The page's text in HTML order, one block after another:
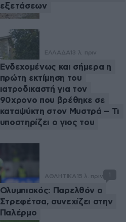
εξετάσεων
ΕΛΛΑΔΑ 13 λ. πριν
Ενδεχομένως και σήμερα η
πρώτη εκτίμηση του
ιατροδικαστή για τον
90χρονο που βρέθηκε σε
καταψύκτη στον Μυστρά – Τι
υποστηρίζει ο γιος του
ΑΘΛΗΤΙΚΑ 15 λ. πριν 1
Ολυμπιακός: Παρελθόν ο
Στρεφέτσα, συνεχίζει στην
Παλέρμο